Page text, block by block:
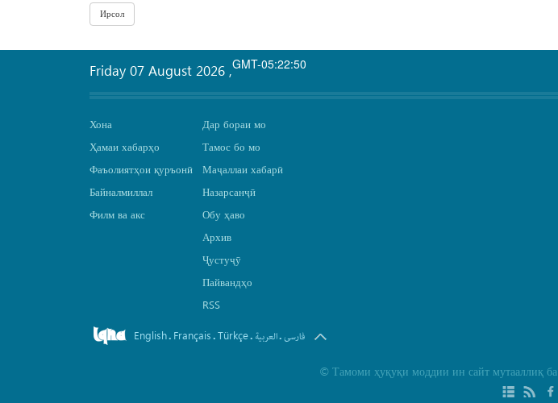
GMT-05:22:50
Friday 07 August 2026 ,
Хона
Ҳамаи хабарҳо
Фаъолиятҳои қуръонӣ
Байналмиллал
Филм ва акс
Дар бораи мо
Тамос бо мо
Маҷаллаи хабарӣ
Назарсанҷӣ
Обу ҳаво
Архив
Ҷустуҷӯ
Пайвандҳо
RSS
English. Français.Türkçe. العربیة.فارسی
© Тамоми ҳуқуқи моддии ин сайт мутааллиқ ба